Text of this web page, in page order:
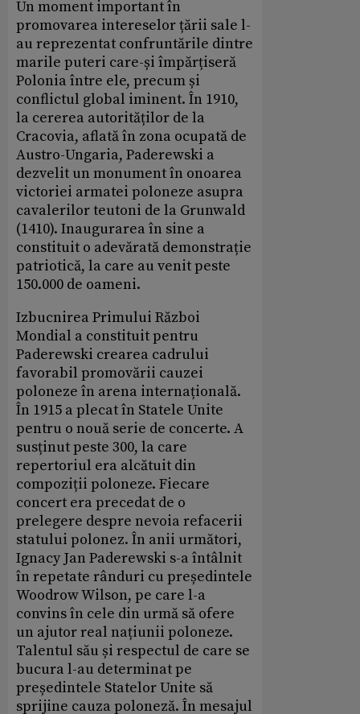
Un moment important în
promovarea intereselor țării sale l-
au reprezentat confruntările dintre
marile puteri care-și împărțiseră
Polonia între ele, precum și
conflictul global iminent. În 1910,
la cererea autorităților de la
Cracovia, aflată în zona ocupată de
Austro-Ungaria, Paderewski a
dezvelit un monument în onoarea
victoriei armatei poloneze asupra
cavalerilor teutoni de la Grunwald
(1410). Inaugurarea în sine a
constituit o adevărată demonstrație
patriotică, la care au venit peste
150.000 de oameni.
Izbucnirea Primului Război
Mondial a constituit pentru
Paderewski crearea cadrului
favorabil promovării cauzei
poloneze în arena internațională.
În 1915 a plecat în Statele Unite
pentru o nouă serie de concerte. A
susținut peste 300, la care
repertoriul era alcătuit din
compoziții poloneze. Fiecare
concert era precedat de o
prelegere despre nevoia refacerii
statului polonez. În anii următori,
Ignacy Jan Paderewski s-a întâlnit
în repetate rânduri cu președintele
Woodrow Wilson, pe care l-a
convins în cele din urmă să ofere
un ajutor real națiunii poloneze.
Talentul său și respectul de care se
bucura l-au determinat pe
președintele Statelor Unite să
sprijine cauza poloneză. În mesajul